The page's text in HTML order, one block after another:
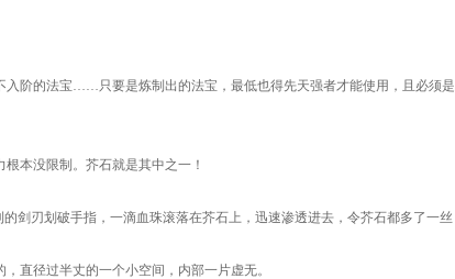
阶的法宝……只要是炼制出的法宝，最低也得先天强者才能使用，且必须是
本没限制。芥石就是其中之一！
刃划破手指，一滴血珠滚落在芥石上，迅速渗透进去，令芥石都多了一丝
径过半丈的一个小空间，内部一片虚无。